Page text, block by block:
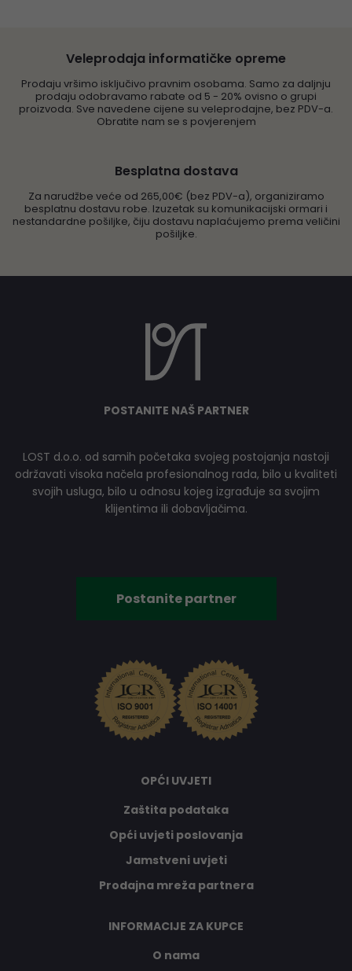
Veleprodaja informatičke opreme
Prodaju vršimo isključivo pravnim osobama. Samo za daljnju
prodaju odobravamo rabate od 5 - 20% ovisno o grupi
proizvoda. Sve navedene cijene su veleprodajne, bez PDV-a.
Obratite nam se s povjerenjem
Besplatna dostava
Za narudžbe veće od 265,00€ (bez PDV-a), organiziramo
besplatnu dostavu robe. Izuzetak su komunikacijski ormari i
nestandardne pošiljke, čiju dostavu naplaćujemo prema veličini
pošiljke.
POSTANITE NAŠ PARTNER
LOST d.o.o. od samih početaka svojeg postojanja nastoji
održavati visoka načela profesionalnog rada, bilo u kvaliteti
svojih usluga, bilo u odnosu kojeg izgrađuje sa svojim
klijentima ili dobavljačima.
Postanite partner
OPĆI UVJETI
Zaštita podataka
Opći uvjeti poslovanja
Jamstveni uvjeti
Prodajna mreža partnera
INFORMACIJE ZA KUPCE
O nama